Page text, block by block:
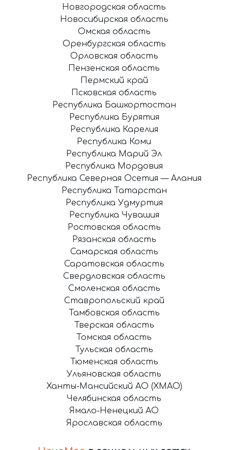
Новгородская область
Новосибирская область
Омская область
Оренбургская область
Орловская область
Пензенская область
Пермский край
Псковская область
Республика Башкортостан
Республика Бурятия
Республика Карелия
Республика Коми
Республика Марий Эл
Республика Мордовия
Республика Северная Осетия — Алания
Республика Татарстан
Республика Удмуртия
Республика Чувашия
Ростовская область
Рязанская область
Самарская область
Саратовская область
Свердловская область
Смоленская область
Ставропольский край
Тамбовская область
Тверская область
Томская область
Тульская область
Тюменская область
Ульяновская область
Ханты-Мансийский АО (ХМАО)
Челябинская область
Ямало-Ненецкий АО
Ярославская область